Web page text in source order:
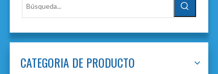
CATEGORIA DE PRODUCTO